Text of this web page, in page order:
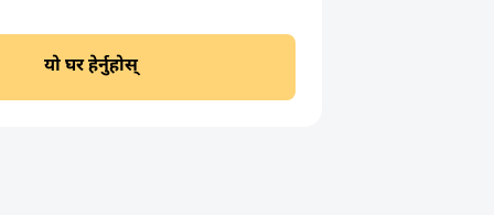
यो घर हेर्नुहोस्